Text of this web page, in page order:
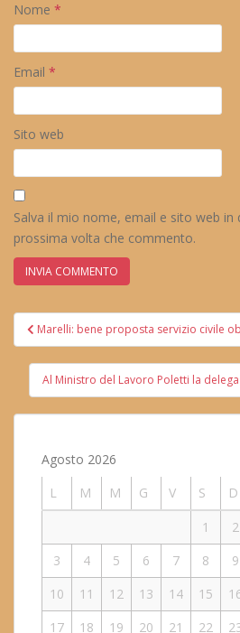
Nome *
Email *
Sito web
Salva il mio nome, email e sito web in
prossima volta che commento.
Navigazione
articoli
Marelli: bene proposta servizio civile
Al Ministro del Lavoro Poletti la
Agosto 2026
L
M M G V S
D
1
2
3
4 5 6 7 8
9
10
11 12 13 14 15
17
18 19 20 21 22